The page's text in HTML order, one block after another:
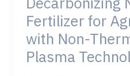
Fertilizer for
with Non-
Plasma
Nitrogen
Fertilizer
for
Agriculture
with